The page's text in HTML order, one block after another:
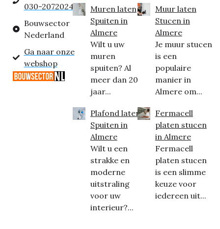
030-2072024
Bouwsector
Nederland
Ga naar onze
webshop
Muren laten
Spuiten in
Almere
Wilt u uw
muren
spuiten? Al
meer dan 20
jaar...
Plafond laten
Spuiten in
Almere
Wilt u een
strakke en
moderne
uitstraling
voor uw
interieur?...
Muur laten
Stucen in
Almere
Je muur stucen
is een
populaire
manier in
Almere om...
Fermacell
platen stucen
in Almere
Fermacell
platen stucen
is een slimme
keuze voor
iedereen uit...